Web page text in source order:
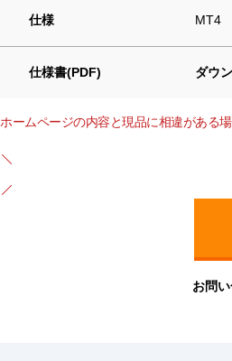
仕様 MT4
仕様書(PDF) ダウ
ホームページの内容と現品に相違がある
お問